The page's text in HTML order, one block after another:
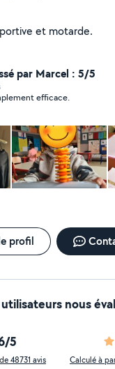
et motarde.
par Marcel : 5/5
efficace.
profil
nous
5
48731 avis Calculé à